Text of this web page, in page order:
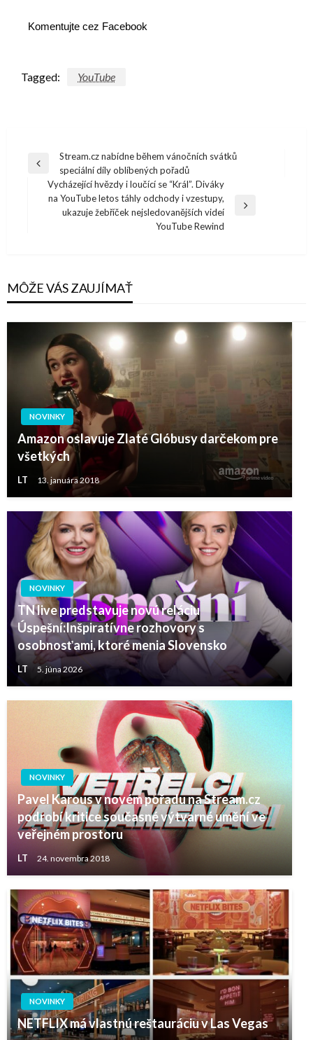
Komentujte cez Facebook
Tagged: YouTube
Navigácia
článku
Previous
Stream.cz nabídne během vánočních svátků
speciální díly oblíbených pořadů
Vycházející hvězdy i loučící se “Král”. Diváky
na YouTube letos táhly odchody i vzestupy,
ukazuje žebříček nejsledovanějších videí
YouTube Rewind
MÔŽE VÁS ZAUJÍMAŤ
NOVINKY
Amazon oslavuje Zlaté Glóbusy darčekom pre
všetkých
LT 13. januára 2018
NOVINKY
TN live predstavuje novú reláciu
Úspešní:Inšpiratívne rozhovory s
osobnosťami, ktoré menia Slovensko
LT 5. júna 2026
NOVINKY
Pavel Karous v novém pořadu na Stream.cz
podrobí kritice současné výtvarné umění ve
veřejném prostoru
LT 24. novembra 2018
NOVINKY
NETFLIX má vlastnú reštauráciu v Las Vegas